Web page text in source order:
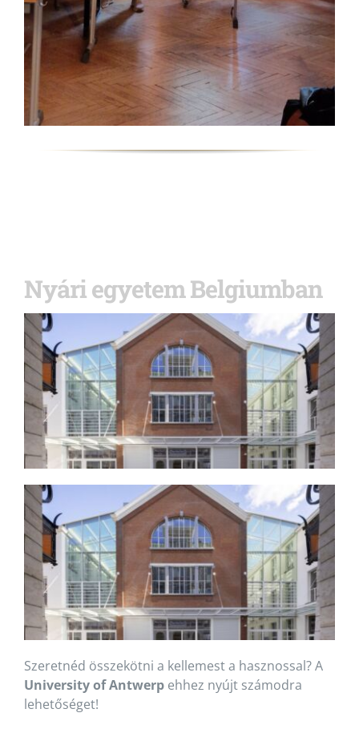
Nyári egyetem Belgiumban
Szeretnéd összekötni a kellemest a hasznossal? A
University of Antwerpehhez nyújt számodra
lehetőséget!